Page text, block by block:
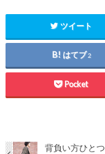
ツイート
はてブ2
Pocket
背負い方ひと